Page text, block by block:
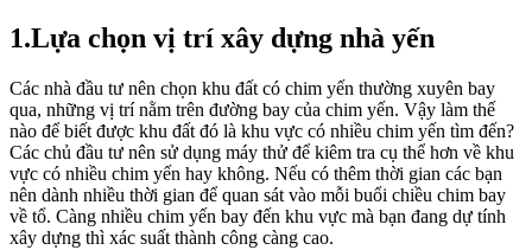
1.Lựa chọn vị trí xây dựng nhà yến
Các nhà đầu tư nên chọn khu đất có chim yến thường xuyên bay
qua, những vị trí nằm trên đường bay của chim yến. Vậy làm thế
nào để biết được khu đất đó là khu vực có nhiều chim yến tìm đến?
Các chủ đầu tư nên sử dụng máy thử để kiêm tra cụ thể hơn về khu
vực có nhiều chim yến hay không. Nếu có thêm thời gian các bạn
nên dành nhiều thời gian để quan sát vào mỗi buổi chiều chim bay
về tổ. Càng nhiều chim yến bay đến khu vực mà bạn đang dự tính
xây dựng thì xác suất thành công càng cao.